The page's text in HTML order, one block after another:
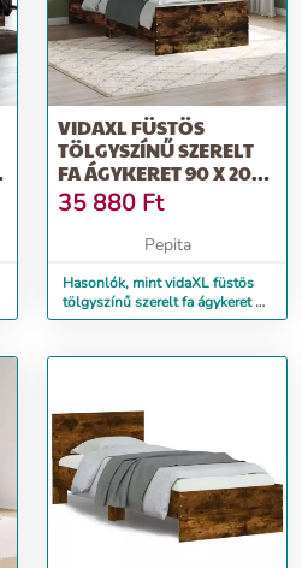
VIDAXL FÜSTÖS
TÖLGYSZÍNŰ SZERELT
FA ÁGYKERET 90 X 200
CM
35 880 Ft
Pepita
Hasonlók, mint vidaXL füstös
tölgyszínű szerelt fa ágykeret 90
x 200 cm